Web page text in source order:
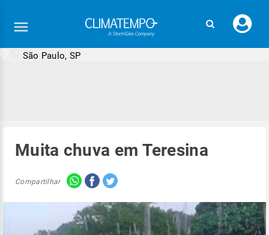
seu
São Paulo, SP
Muita chuva em Teresina
Compartilhar